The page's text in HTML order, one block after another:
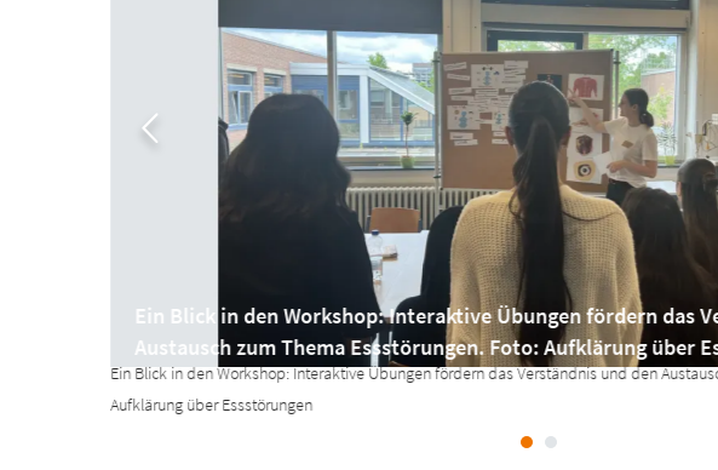
Ein Blick in den Workshop: Interaktive Übungen fördern das
Austausch zum Thema Essstörungen. Foto: Aufklärung über
Ein Blick in den Workshop: Interaktive Übungen fördern das Verständnis und den
Aufklärung über Essstörungen